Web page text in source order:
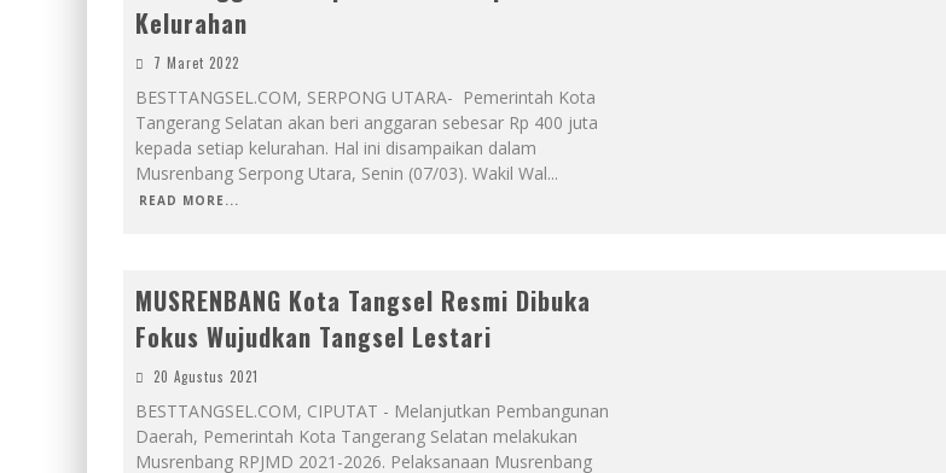
Kelurahan
7 Maret 2022
BESTTANGSEL.COM, SERPONG UTARA- Pemerintah Kota
Tangerang Selatan akan beri anggaran sebesar Rp 400 juta
kepada setiap kelurahan. Hal ini disampaikan dalam
Musrenbang Serpong Utara, Senin (07/03). Wakil Wal...
READ MORE...
MUSRENBANG Kota Tangsel Resmi Dibuka
Fokus Wujudkan Tangsel Lestari
20 Agustus 2021
BESTTANGSEL.COM, CIPUTAT - Melanjutkan Pembangunan
Daerah, Pemerintah Kota Tangerang Selatan melakukan
Musrenbang RPJMD 2021-2026. Pelaksanaan Musrenbang